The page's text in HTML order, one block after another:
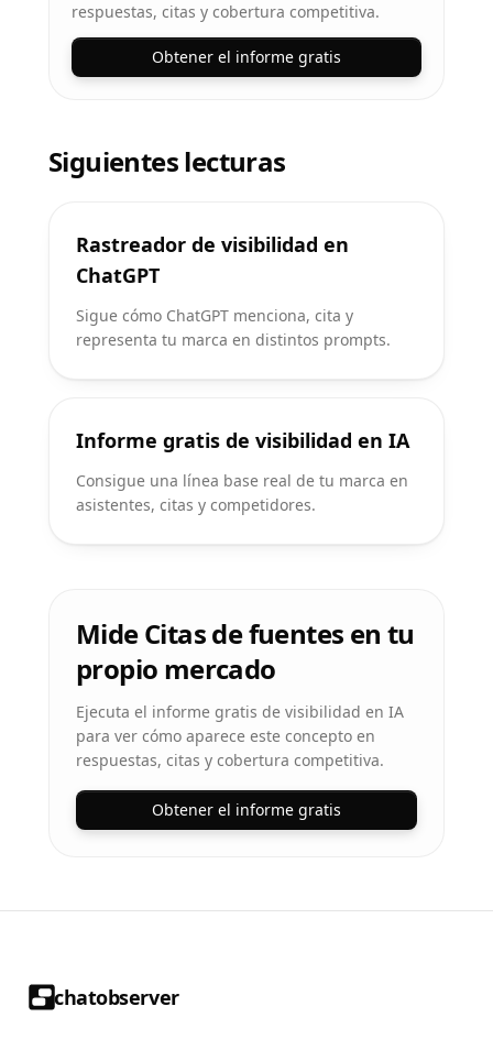
respuestas, citas y cobertura competitiva.
Obtener el informe gratis
Siguientes lecturas
Rastreador de visibilidad en
ChatGPT
Sigue cómo ChatGPT menciona, cita y
representa tu marca en distintos prompts.
Informe gratis de visibilidad en IA
Consigue una línea base real de tu marca en
asistentes, citas y competidores.
Mide Citas de fuentes en tu
propio mercado
Ejecuta el informe gratis de visibilidad en IA
para ver cómo aparece este concepto en
respuestas, citas y cobertura competitiva.
Obtener el informe gratis
chatobserver